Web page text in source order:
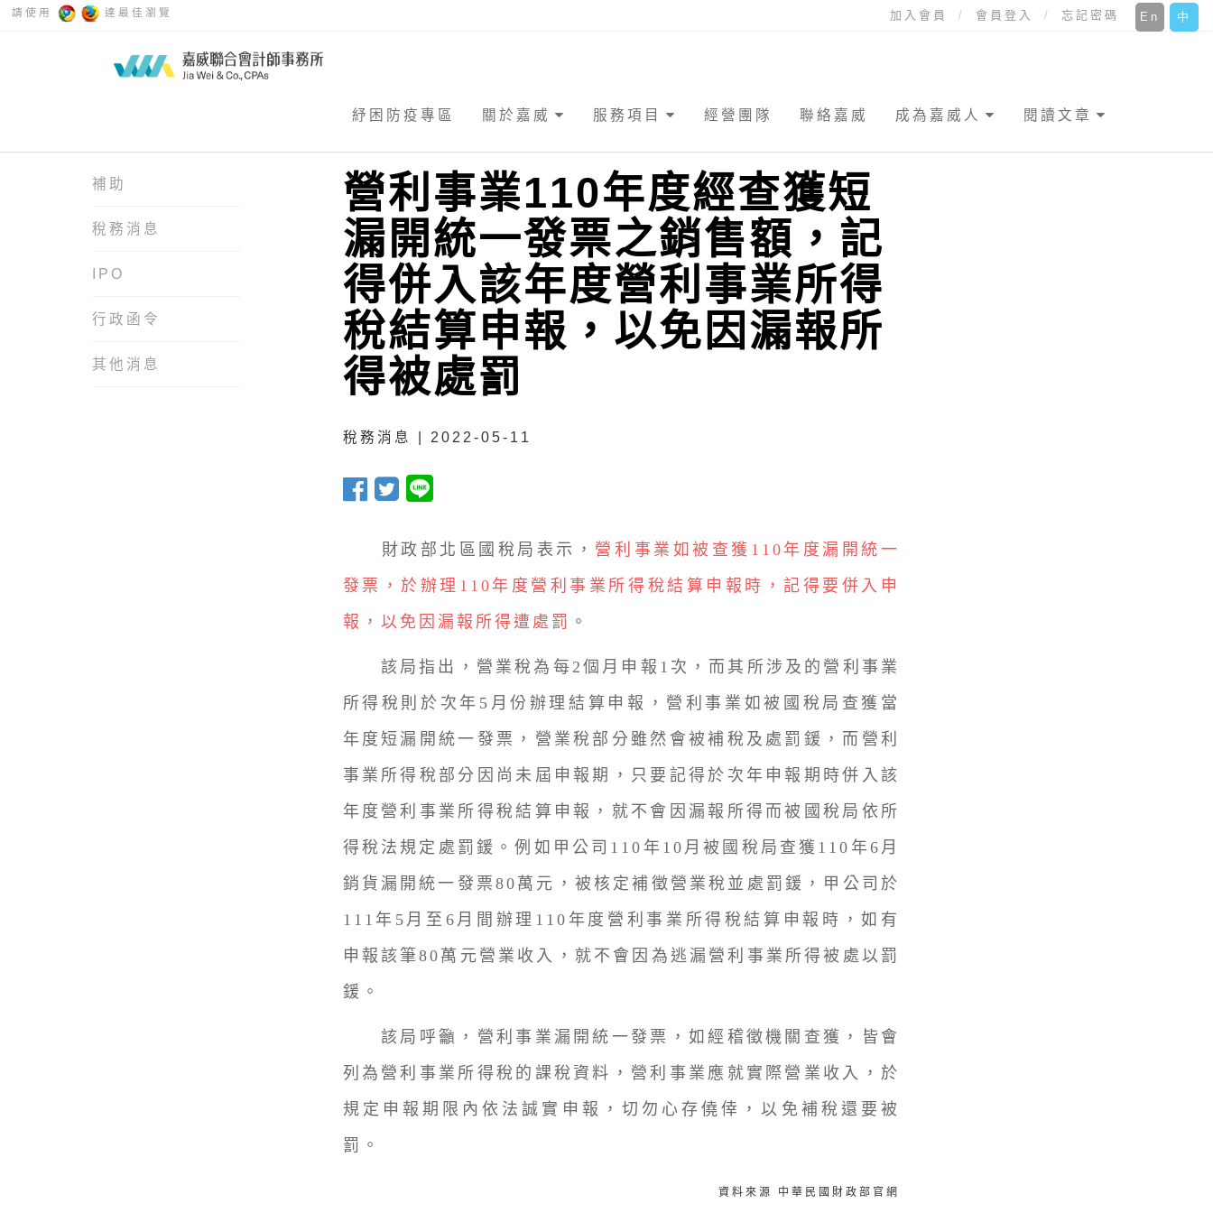
請使用 達最佳瀏覽 中
En
加入會員 會員登入 忘記密碼
紓困防疫專區 關於嘉威 服務項目 經營團隊 聯絡嘉威 成為嘉威人 閱讀文章
補助
稅務消息
IPO
行政函令
其他消息
營利事業110年度經查獲短
漏開統一發票之銷售額，記
得併入該年度營利事業所得
稅結算申報，以免因漏報所
得被處罰
稅務消息 | 2022-05-11
財政部北區國稅局表示， 營利事業如被查獲110年度漏開統一
發票，於辦理110年度營利事業所得稅結算申報時，記得要併入申
報，以免因漏報所得遭處罰 。
該局指出，營業稅為每2個月申報1次，而其所涉及的營利事業
所得稅則於次年5月份辦理結算申報，營利事業如被國稅局查獲當
年度短漏開統一發票，營業稅部分雖然會被補稅及處罰鍰，而營利
事業所得稅部分因尚未屆申報期，只要記得於次年申報期時併入該
年度營利事業所得稅結算申報，就不會因漏報所得而被國稅局依所
得稅法規定處罰鍰。例如甲公司110年10月被國稅局查獲110年6月
銷貨漏開統一發票80萬元，被核定補徵營業稅並處罰鍰，甲公司於
111年5月至6月間辦理110年度營利事業所得稅結算申報時，如有
申報該筆80萬元營業收入，就不會因為逃漏營利事業所得被處以罰
鍰。
該局呼籲，營利事業漏開統一發票，如經稽徵機關查獲，皆會
列為營利事業所得稅的課稅資料，營利事業應就實際營業收入，於
規定申報期限內依法誠實申報，切勿心存僥倖，以免補稅還要被
罰。
資料來源 中華民國財政部官網